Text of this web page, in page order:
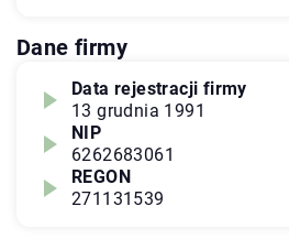
Dane firmy
Data rejestracji firmy
13 grudnia 1991
NIP
6262683061
REGON
271131539